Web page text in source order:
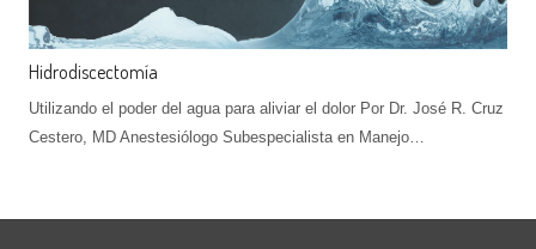
Hidrodiscectomía
Utilizando el poder del agua para aliviar el dolor Por Dr. José R. Cruz
Cestero, MD Anestesiólogo Subespecialista en Manejo…